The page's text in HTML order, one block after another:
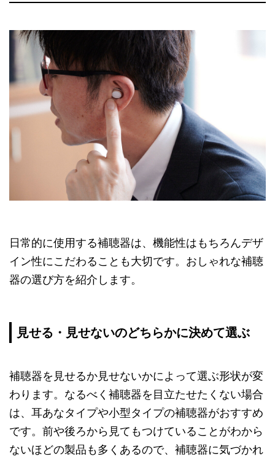
日常的に使用する補聴器は、機能性はもちろんデザ
イン性にこだわることも大切です。おしゃれな補聴
器の選び方を紹介します。
見せる・見せないのどちらかに決めて選ぶ
補聴器を見せるか見せないかによって選ぶ形状が変
わります。なるべく補聴器を目立たせたくない場合
は、耳あなタイプや小型タイプの補聴器がおすすめ
です。前や後ろから見てもつけていることがわから
ないほどの製品も多くあるので、補聴器に気づかれ